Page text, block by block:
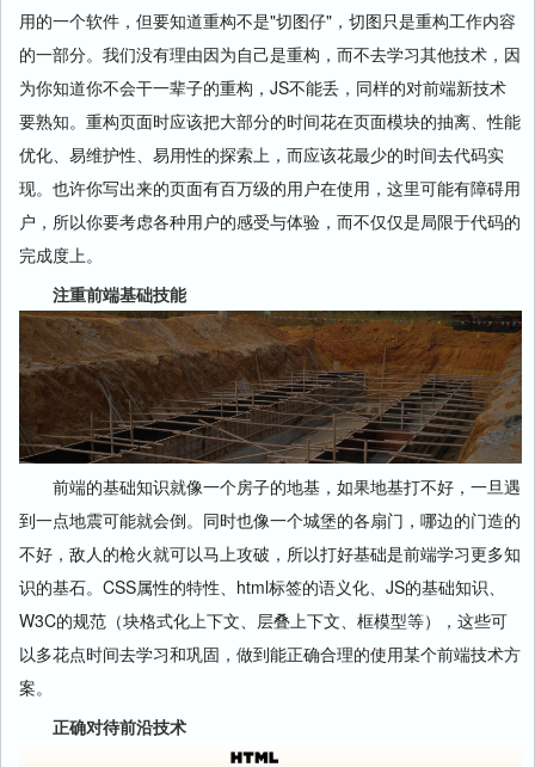
用的一个软件，但要知道重构不是"切图仔"，切图只是重构工作内容
的一部分。我们没有理由因为自己是重构，而不去学习其他技术，因
为你知道你不会干一辈子的重构，JS不能丢，同样的对前端新技术
要熟知。重构页面时应该把大部分的时间花在页面模块的抽离、性能
优化、易维护性、易用性的探索上，而应该花最少的时间去代码实
现。也许你写出来的页面有百万级的用户在使用，这里可能有障碍用
户，所以你要考虑各种用户的感受与体验，而不仅仅是局限于代码的
完成度上。
注重前端基础技能
前端的基础知识就像一个房子的地基，如果地基打不好，一旦遇
到一点地震可能就会倒。同时也像一个城堡的各扇门，哪边的门造的
不好，敌人的枪火就可以马上攻破，所以打好基础是前端学习更多知
识的基石。CSS属性的特性、html标签的语义化、JS的基础知识、
W3C的规范（块格式化上下文、层叠上下文、框模型等），这些可
以多花点时间去学习和巩固，做到能正确合理的使用某个前端技术方
案。
正确对待前沿技术